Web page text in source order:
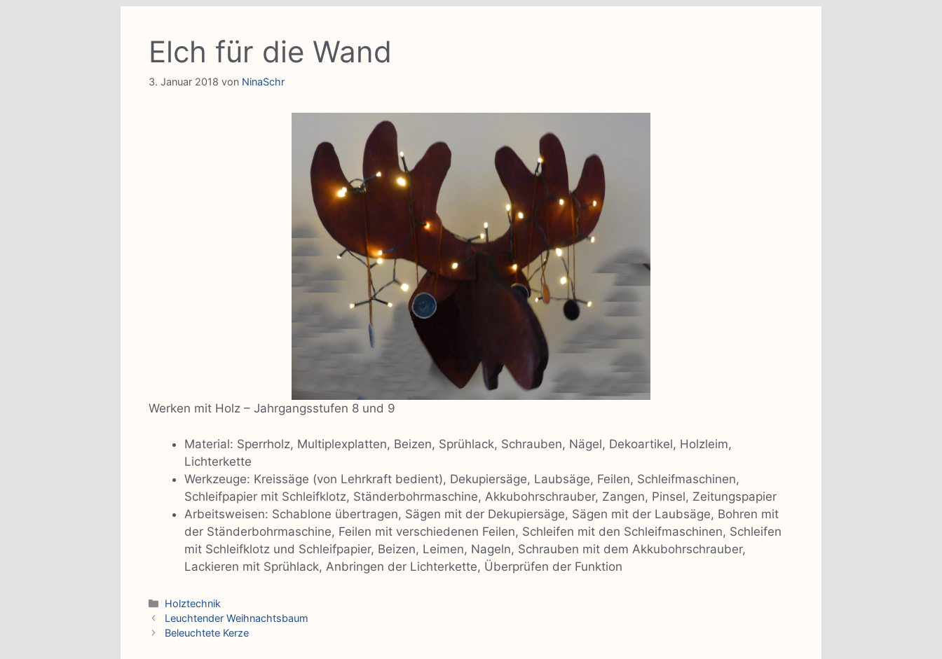
Elch für die Wand
3. Januar 2018 von NinaSchr
Werken mit Holz – Jahrgangsstufen 8 und 9
Material: Sperrholz, Multiplexplatten, Beizen, Sprühlack, Schrauben, Nägel, Dekoartikel, Holzleim,
Lichterkette
Werkzeuge: Kreissäge (von Lehrkraft bedient), Dekupiersäge, Laubsäge, Feilen, Schleifmaschinen,
Schleifpapier mit Schleifklotz, Ständerbohrmaschine, Akkubohrschrauber, Zangen, Pinsel, Zeitungspapier
Arbeitsweisen: Schablone übertragen, Sägen mit der Dekupiersäge, Sägen mit der Laubsäge, Bohren mit
der Ständerbohrmaschine, Feilen mit verschiedenen Feilen, Schleifen mit den Schleifmaschinen, Schleifen
mit Schleifklotz und Schleifpapier, Beizen, Leimen, Nageln, Schrauben mit dem Akkubohrschrauber,
Lackieren mit Sprühlack, Anbringen der Lichterkette, Überprüfen der Funktion
Kategorien
Holztechnik
Leuchtender Weihnachtsbaum
Beleuchtete Kerze